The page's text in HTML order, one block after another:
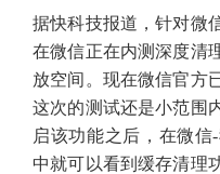
据快科技报道，针对微
在微信正在内测深度清
放空间。现在微信官方
这次的测试还是小范围
启该功能之后，在微信
中就可以看到缓存清理